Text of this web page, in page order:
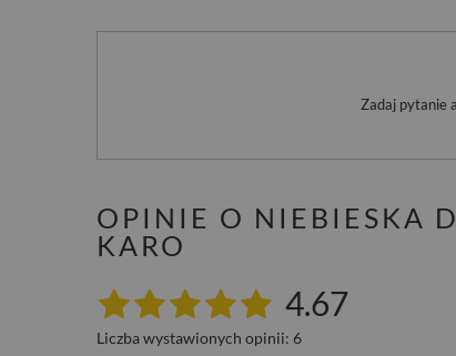
Zadaj pytanie
OPINIE O NIEBIESKA
KARO
4.67
Liczba wystawionych opinii: 6